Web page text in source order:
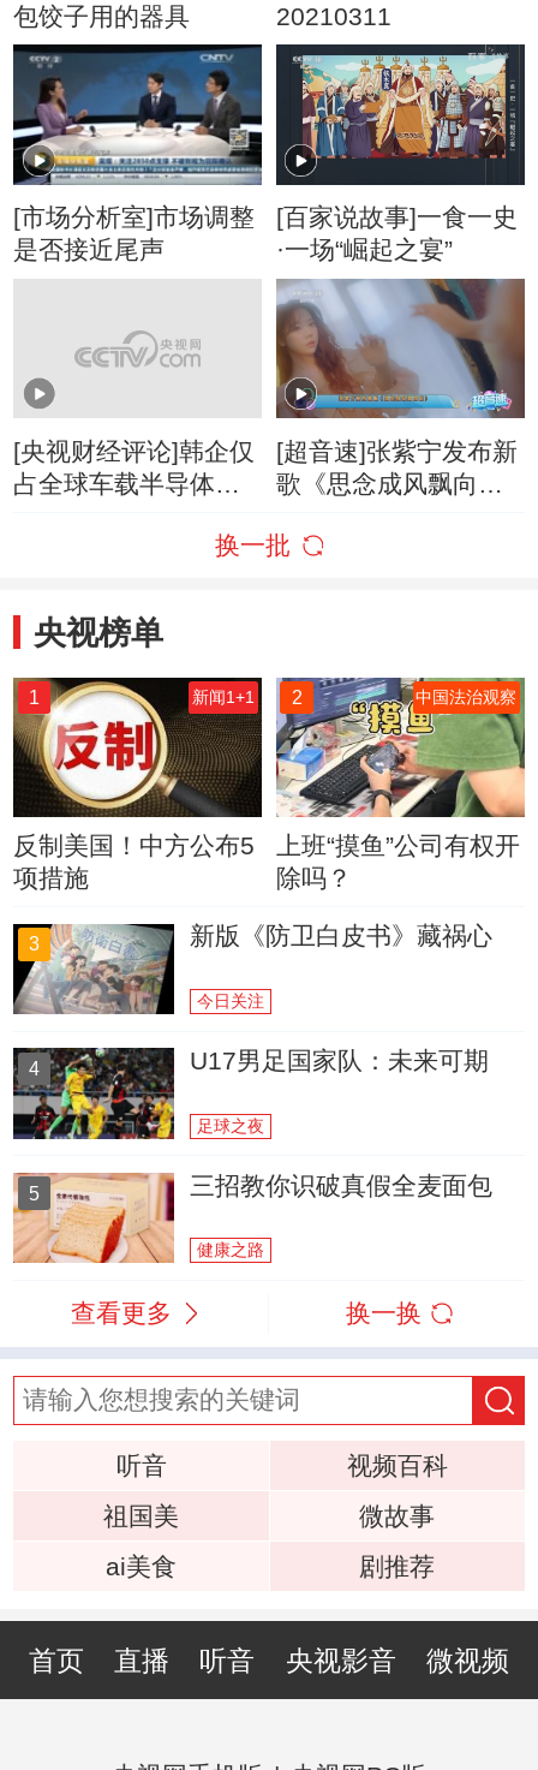
包饺子用的器具
20210311
[市场分析室]市场调整
是否接近尾声
[百家说故事]一食一史
·一场“崛起之宴”
[央视财经评论]韩企仅
占全球车载半导体市
[超音速]张紫宁发布新
歌《思念成风飘向
换一批
央视榜单
1 新闻1+1
反制美国！中方公布5
项措施
2 中国法治观察
上班“摸鱼”公司有权开
除吗？
3 新版《防卫白皮书》藏祸心
今日关注
4 U17男足国家队：未来可期
足球之夜
5 三招教你识破真假全麦面包
健康之路
查看更多 换一换
听音
视频百科
祖国美
微故事
ai美食
剧推荐
首页 直播 听音 央视影音 微视频